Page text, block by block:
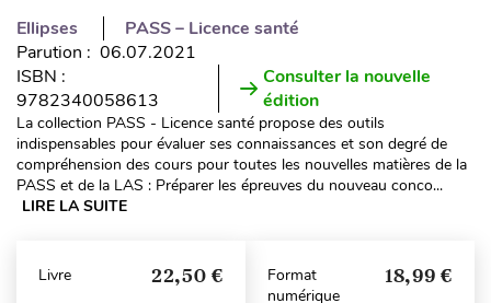
Ellipses
PASS – Licence santé
Parution : 06.07.2021
ISBN :
9782340058613
Consulter la nouvelle
édition
La collection PASS - Licence santé propose des outils
indispensables pour évaluer ses connaissances et son degré de
compréhension des cours pour toutes les nouvelles matières de la
PASS et de la LAS : Préparer les épreuves du nouveau conco...
LIRE LA SUITE
Livre 22,50 €
Format
numérique
18,99 €